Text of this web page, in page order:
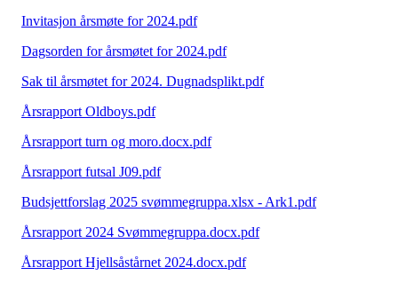
Invitasjon årsmøte for 2024.pdf
Dagsorden for årsmøtet for 2024.pdf
Sak til årsmøtet for 2024. Dugnadsplikt.pdf
Årsrapport Oldboys.pdf
Årsrapport turn og moro.docx.pdf
Årsrapport futsal J09.pdf
Budsjettforslag 2025 svømmegruppa.xlsx - Ark1.pdf
Årsrapport 2024 Svømmegruppa.docx.pdf
Årsrapport Hjellsåstårnet 2024.docx.pdf